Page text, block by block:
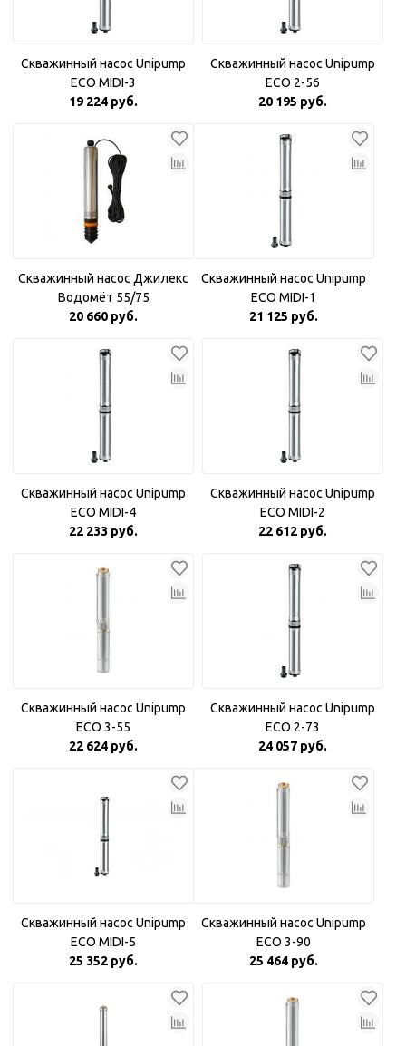
Скважинный насос Unipump
ECO MIDI-3
19 224 руб.
Скважинный насос Unipump
ECO 2-56
20 195 руб.
Скважинный насос Джилекс
Водомёт 55/75
20 660 руб.
Скважинный насос Unipump
ECO MIDI-1
21 125 руб.
Скважинный насос Unipump
ECO MIDI-4
22 233 руб.
Скважинный насос Unipump
ECO MIDI-2
22 612 руб.
Скважинный насос Unipump
ECO 3-55
22 624 руб.
Скважинный насос Unipump
ECO 2-73
24 057 руб.
Скважинный насос Unipump
ECO MIDI-5
25 352 руб.
Скважинный насос Unipump
ECO 3-90
25 464 руб.